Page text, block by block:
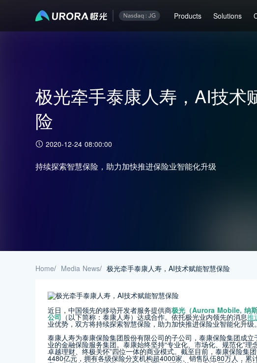
Products Solutions
极光牵手泰康人寿，AI技术
险
2020-12-24 08:00:00
持续探索智慧保险，助力加快推进保险业智能化升级
Home/ Media News/ 极光牵手泰康人寿，AI技术赋能智慧保险
近日，中国领先的移动开发者服务提供商极光（Aurora Mobile, 纳斯
公司 （以下简称：泰康人寿）达成合作。依托极光业内领先的消息推
业优势，双方将持续探索智慧保险，助力加快推进保险业智能化升级
泰康人寿为泰康保险集团股份有限公司的子公司，泰康保险集团成
业的金融保险服务集团。泰康始终坚持“专业化、市场化、规范化”理
卓越理财、终极关怀”四位一体的商业模式。截至目前，泰康保险集
4480亿元，拥有各级保险分支机构超4000家、销售队伍80万人，